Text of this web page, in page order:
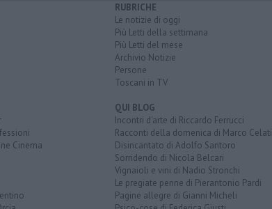
Cinema
RUBRICHE
Le notizie di oggi
Più Letti della settimana
Più Letti del mese
Archivio Notizie
Persone
Toscani in TV
QUI BLOG
Incontri d'arte di Riccardo Ferrucci
Racconti della domenica di Marco Celati
Disincantato di Adolfo Santoro
Sorridendo di Nicola Belcari
Vignaioli e vini di Nadio Stronchi
Le pregiate penne di Pierantonio Pardi
Pagine allegre di Gianni Micheli